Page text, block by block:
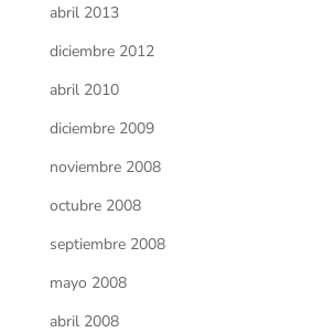
abril 2013
diciembre 2012
abril 2010
diciembre 2009
noviembre 2008
octubre 2008
septiembre 2008
mayo 2008
abril 2008